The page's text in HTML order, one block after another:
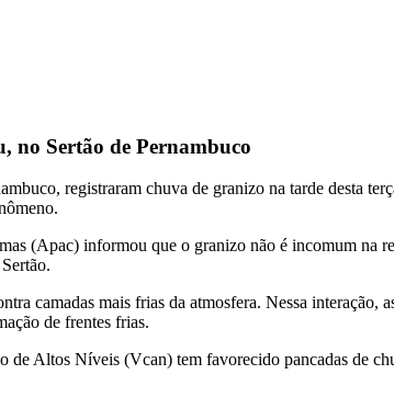
no Sertão de Pernambuco
registraram chuva de granizo na tarde desta
(Apac) informou que o granizo não é incomum na
camadas mais frias da atmosfera. Nessa
de frentes frias.
Altos Níveis (Vcan) tem favorecido pancadas de